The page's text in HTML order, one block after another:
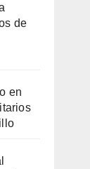
de
en